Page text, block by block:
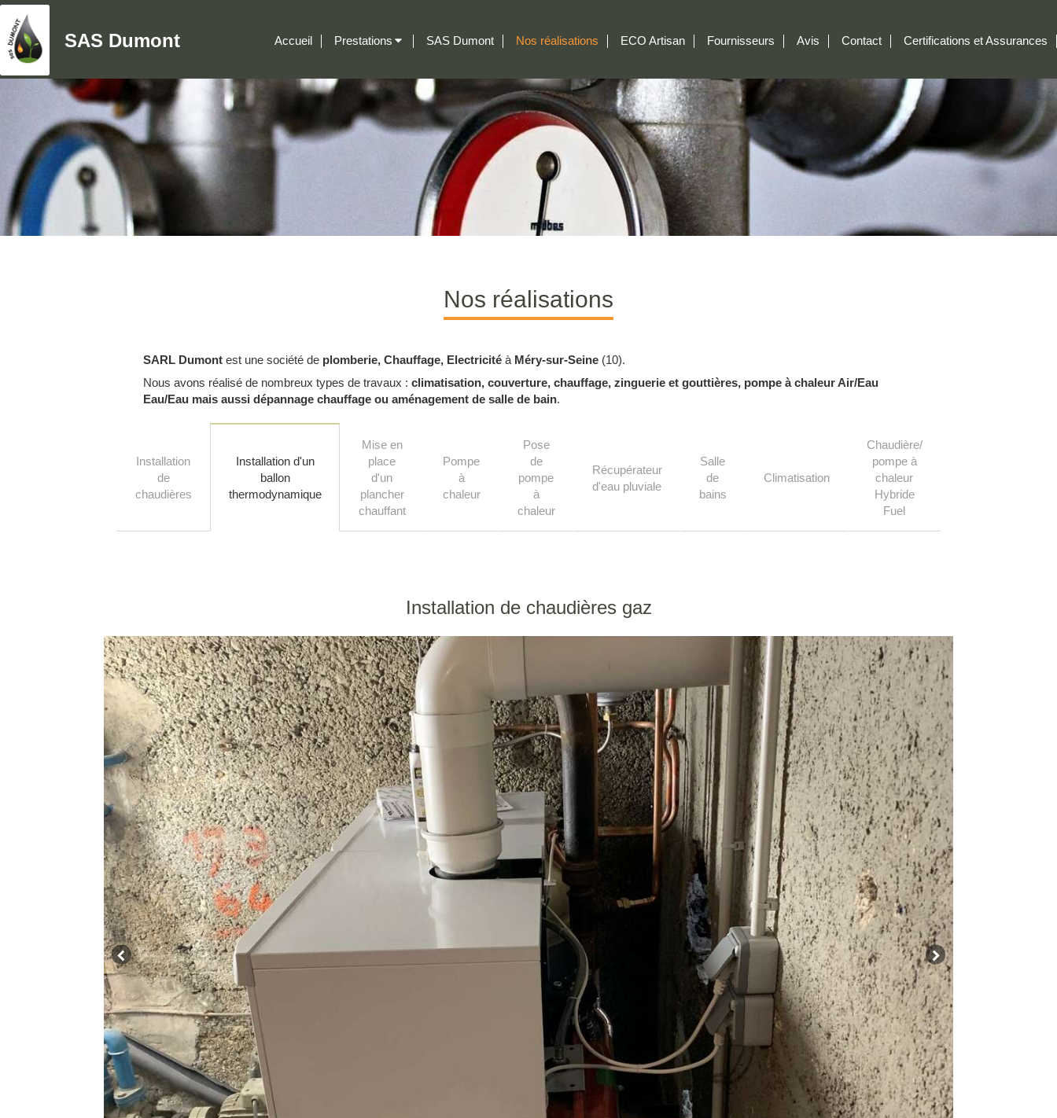
Accueil Prestations SAS Dumont Nos réalisations ECO Artisan Fournisseurs Avis Contact Certifications et Assurances
SAS Dumont
Nos réalisations
SARL Dumont est une société de plomberie, Chauffage, Electricité à Méry-sur-Seine (10).
Nous avons réalisé de nombreux types de travaux : climatisation, couverture, chauffage, zinguerie et gouttières, pompe à chaleur Air/Eau
Eau/Eau mais aussi dépannage chauffage ou aménagement de salle de bain.
Installation
de
chaudières
Installation d'un
ballon
thermodynamique
Mise en
place
d'un
plancher
chauffant
Pompe
à
chaleur
Pose
de
pompe
à
chaleur
Récupérateur
d'eau pluviale
Salle
de
bains
Climatisation
Chaudière/
pompe à
chaleur
Hybride
Fuel
Installation de chaudières gaz